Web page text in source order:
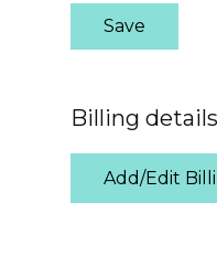
Billing details
Add/Edit